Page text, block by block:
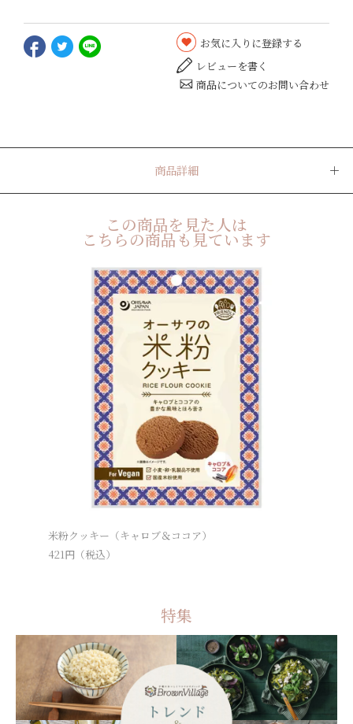
お気に入りに登録する
レビューを書く
商品についてのお問い合わせ
商品詳細
この商品を見た人は
こちらの商品も見ています
米粉クッキー（キャロブ＆ココア）
421円（税込）
特集